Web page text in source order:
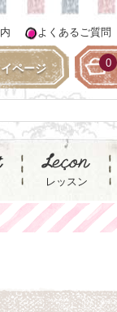
レッスン
よくあるご質問
ページ 0